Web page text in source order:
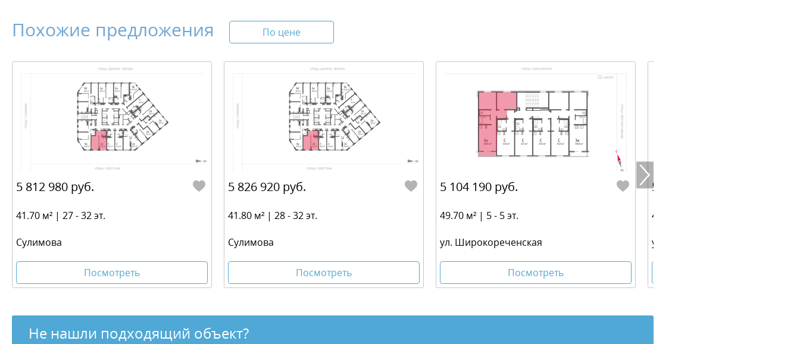
Похожие предложения По цене
5 812 980 руб.
41.70 м² | 27 - 32 эт.
​Сулимова
Посмотреть
5 826 920 руб.
41.80 м² | 28 - 32 эт.
​Сулимова
Посмотреть
5 104 190 руб.
49.70 м² | 5 - 5 эт.
ул. Широкореченская
Посмотреть
5 114 460 руб.
49.80 м² | 5 - 5 эт.
ул. Широкореченская
Не нашли подходящий объект?